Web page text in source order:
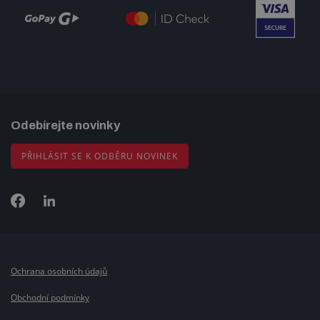
Odebírejte novinky
PŘIHLÁSIT SE K ODBĚRU NOVINEK
Ochrana osobních údajů
Obchodní podmínky